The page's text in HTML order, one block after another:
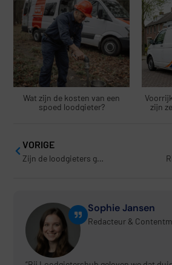
Wat zijn de kosten van een
spoed loodgieter?
zijn
VORIGE
Zijn de loodgieters gecertificeerd en gediplomeerd?
Sophie Jansen
Redacteur &